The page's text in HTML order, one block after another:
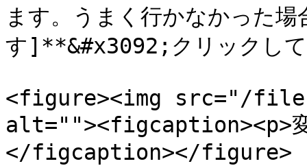
ます。うまく行かなかった
す]**&#x3092;クリックして
<figure><img src="/files/
alt=""><figcaption><p>変
</figcaption></figure>